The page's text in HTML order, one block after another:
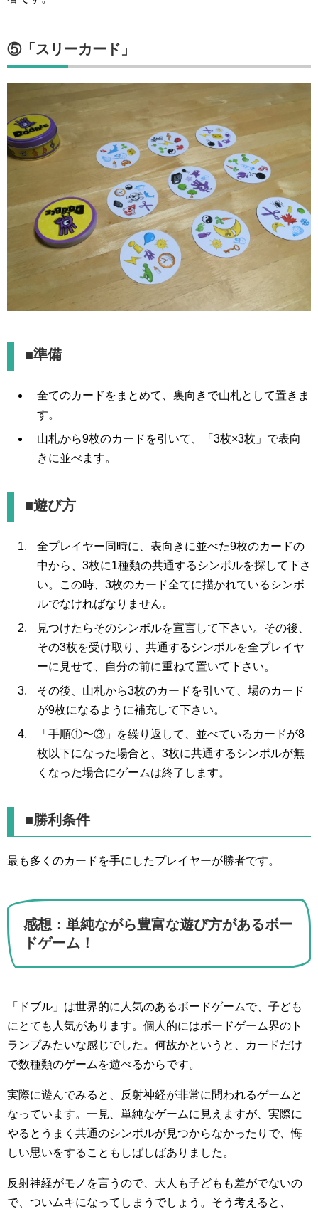
⑤「スリーカード」
■準備
全てのカードをまとめて、裏向きで山札として置きま
す。
山札から9枚のカードを引いて、「3枚×3枚」で表向
きに並べます。
■遊び方
全プレイヤー同時に、表向きに並べた9枚のカードの
中から、3枚に1種類の共通するシンボルを探して下さ
い。この時、3枚のカード全てに描かれているシンボ
ルでなければなりません。
見つけたらそのシンボルを宣言して下さい。その後、
その3枚を受け取り、共通するシンボルを全プレイヤ
ーに見せて、自分の前に重ねて置いて下さい。
その後、山札から3枚のカードを引いて、場のカード
が9枚になるように補充して下さい。
「手順①〜③」を繰り返して、並べているカードが8
枚以下になった場合と、3枚に共通するシンボルが無
くなった場合にゲームは終了します。
■勝利条件
最も多くのカードを手にしたプレイヤーが勝者です。
感想：単純ながら豊富な遊び方があるボー
ドゲーム！
「ドブル」は世界的に人気のあるボードゲームで、子ども
にとても人気があります。個人的にはボードゲーム界のト
ランプみたいな感じでした。何故かというと、カードだけ
で数種類のゲームを遊べるからです。
実際に遊んでみると、反射神経が非常に問われるゲームと
なっています。一見、単純なゲームに見えますが、実際に
やるとうまく共通のシンボルが見つからなかったりで、悔
しい思いをすることもしばしばありました。
反射神経がモノを言うので、大人も子どもも差がでないの
で、ついムキになってしまうでしょう。そう考えると、